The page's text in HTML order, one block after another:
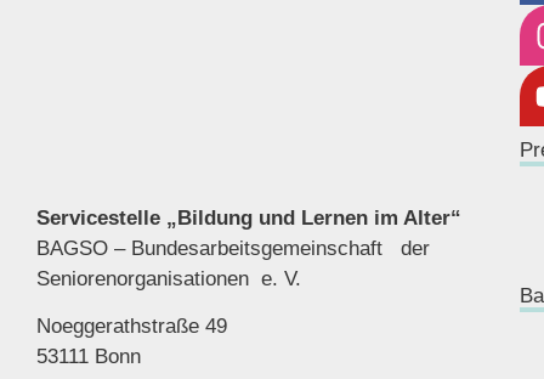
Servicestelle „Bildung und Lernen im Alter“
BAGSO – Bundesarbeitsgemeinschaft der
Seniorenorganisationen e. V.
Noeggerathstraße 49
53111 Bonn